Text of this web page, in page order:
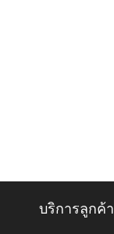
บริการลูกค้า